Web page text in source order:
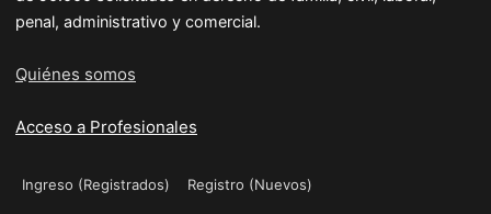
penal, administrativo y comercial.
Quiénes somos
Acceso a Profesionales
Ingreso (Registrados) Registro (Nuevos)